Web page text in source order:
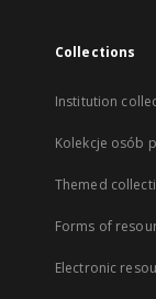
Collections
Institution
Kolekcje osób
Themed
Forms of
Electronic